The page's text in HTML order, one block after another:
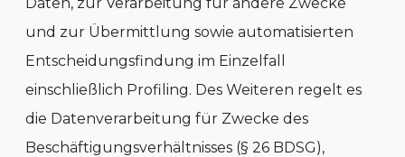
und zur Übermittlung sowie automatisierten
Entscheidungsfindung im Einzelfall
einschließlich Profiling. Des Weiteren regelt es
die Datenverarbeitung für Zwecke des
Beschäftigungsverhältnisses (§ 26 BDSG),